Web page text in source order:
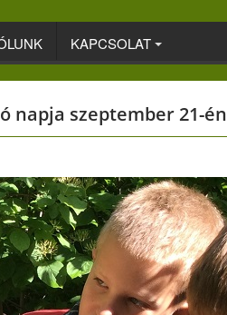
KAPCSOLAT
napja szeptember 21-én